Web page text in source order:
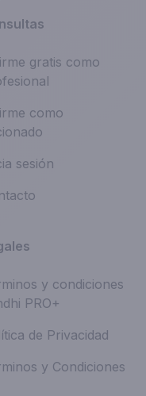
gratis como
como
sesión
y condiciones
PRO+
de Privacidad
y Condiciones